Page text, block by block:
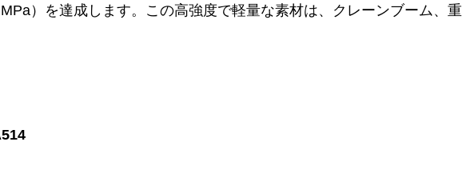
）を達成します。この高強度で軽量な素材は、クレーンブーム、重